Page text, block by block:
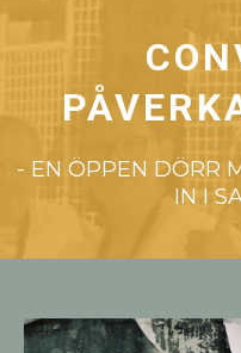
- EN ÖPPEN DÖRR
IN I